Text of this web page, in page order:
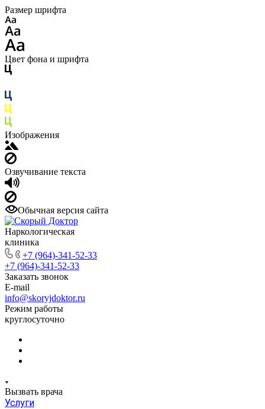
Размер шрифта
Цвет фона и шрифта
Изображения
Озвучивание текста
Обычная версия сайта
Наркологическая
клиника
+7 (964)-341-52-33
+7 (964)-341-52-33
Заказать звонок
E-mail
info@skoryjdoktor.ru
Режим работы
круглосуточно
Вызвать врача
Услуги